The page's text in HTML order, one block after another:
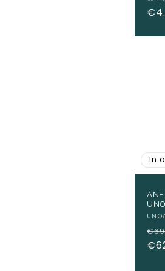
di
In
di